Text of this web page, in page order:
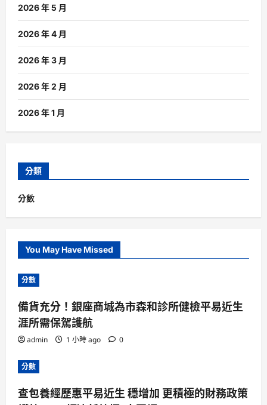
2026 年 5 月
2026 年 4 月
2026 年 3 月
2026 年 2 月
2026 年 1 月
分類
分數
You May Have Missed
分數
備貨充分！銀座商城為市森和診所健檢平易近生
涯所需保駕護航
admin 1 小時 ago 0
分數
查包養經歷惠平易近生 穩增加 更積極的財務政策